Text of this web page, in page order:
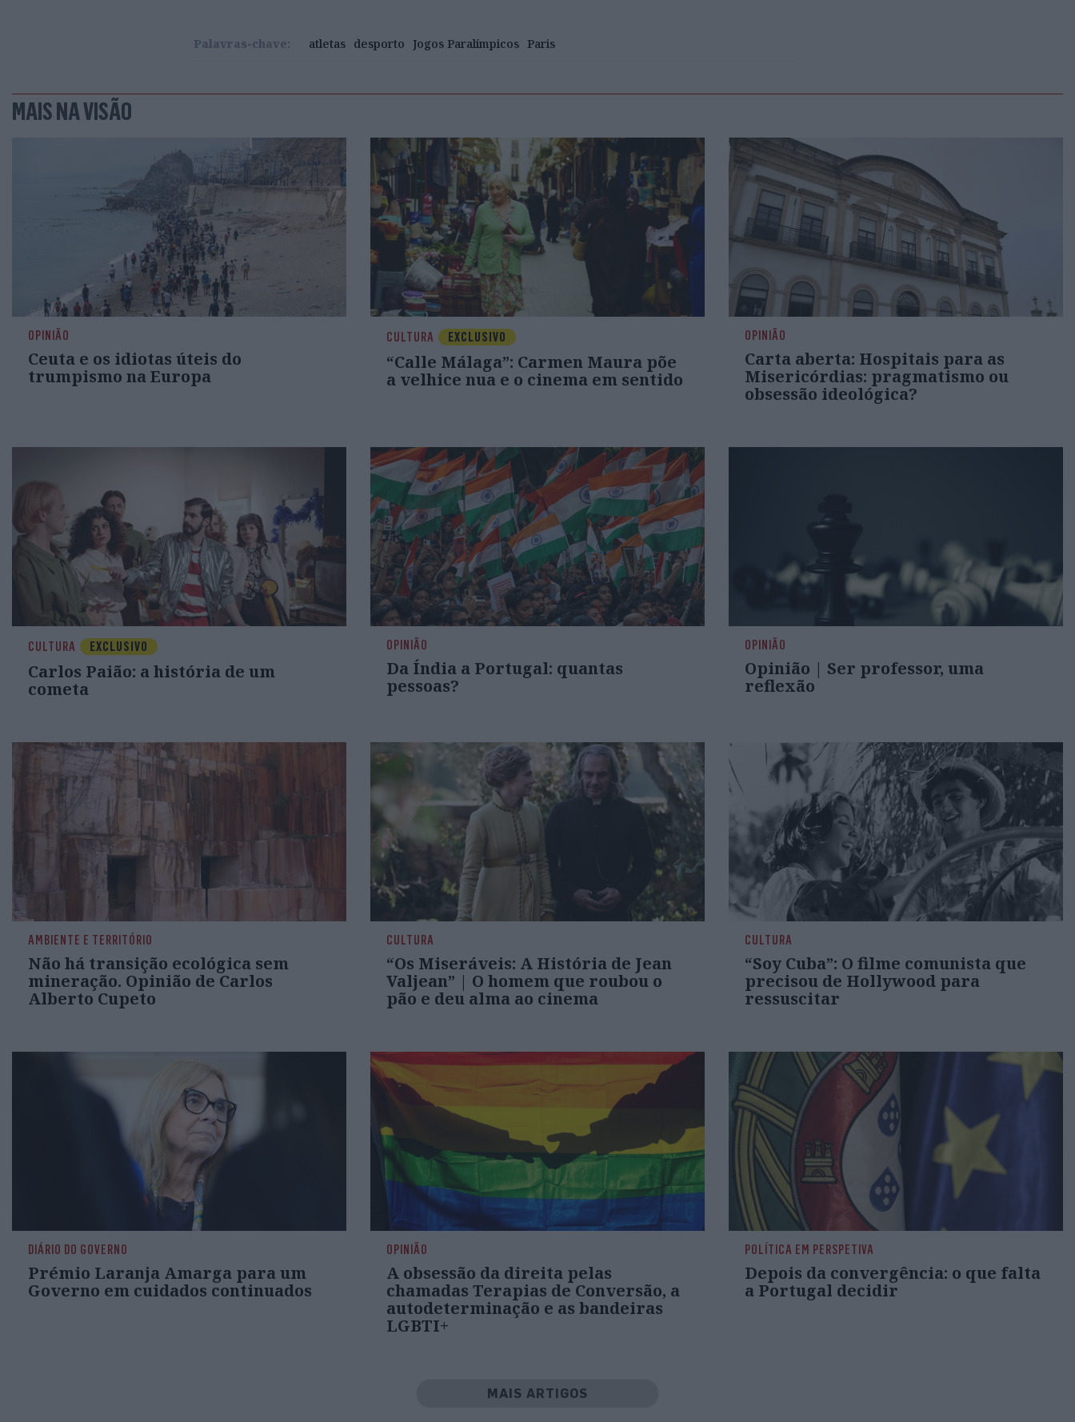
Palavras-chave: atletas desporto Jogos Paralímpicos Paris
MAIS NA VISÃO
OPINIÃO
Ceuta e os idiotas úteis do
trumpismo na Europa
CULTURA EXCLUSIVO
“Calle Málaga”: Carmen Maura põe
a velhice nua e o cinema em sentido
OPINIÃO
Carta aberta: Hospitais para as
Misericórdias: pragmatismo ou
obsessão ideológica?
CULTURA EXCLUSIVO
Carlos Paião: a história de um
cometa
OPINIÃO
Da Índia a Portugal: quantas
pessoas?
OPINIÃO
Opinião | Ser professor, uma
reflexão
AMBIENTE E TERRITÓRIO
Não há transição ecológica sem
mineração. Opinião de Carlos
Alberto Cupeto
CULTURA
“Os Miseráveis: A História de Jean
Valjean” | O homem que roubou o
pão e deu alma ao cinema
CULTURA
“Soy Cuba”: O filme comunista que
precisou de Hollywood para
ressuscitar
DIÁRIO DO GOVERNO
Prémio Laranja Amarga para um
Governo em cuidados continuados
OPINIÃO
A obsessão da direita pelas
chamadas Terapias de Conversão, a
autodeterminação e as bandeiras
LGBTI+
POLÍTICA EM PERSPETIVA
Depois da convergência: o que falta
a Portugal decidir
MAIS ARTIGOS